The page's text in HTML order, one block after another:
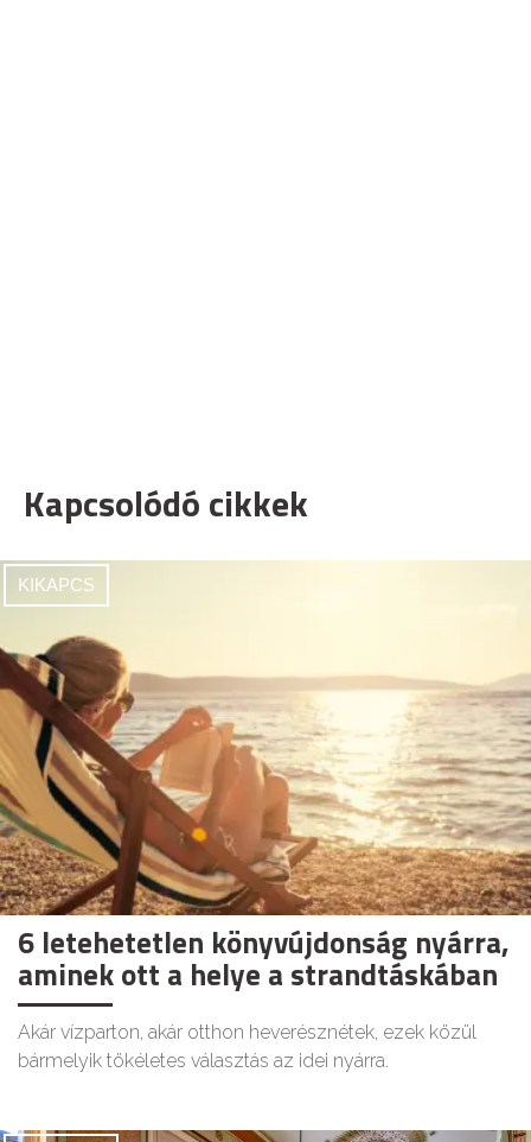
Kapcsolódó cikkek
KIKAPCS
6 letehetetlen könyvújdonság nyárra,
aminek ott a helye a strandtáskában
Akár vízparton, akár otthon heverésznétek, ezek közül
bármelyik tökéletes választás az idei nyárra.